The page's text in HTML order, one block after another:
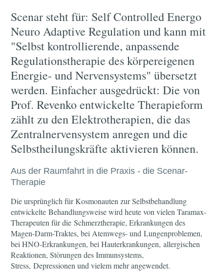
Scenar steht für: Self Controlled Energo
Neuro Adaptive Regulation und kann mit
"Selbst kontrollierende, anpassende
Regulationstherapie des körpereigenen
Energie- und Nervensystems" übersetzt
werden. Einfacher ausgedrückt: Die von
Prof. Revenko entwickelte Therapieform
zählt zu den Elektrotherapien, die das
Zentralnervensystem anregen und die
Selbstheilungskräfte aktivieren können.
Aus der Raumfahrt in die Praxis - die Scenar-
Therapie
Die ursprünglich für Kosmonauten zur Selbstbehandlung
entwickelte Behandlungsweise wird heute von vielen Taramax-
Therapeuten für die Schmerztherapie, Erkrankungen des
Magen-Darm-Traktes, bei Atemwegs- und Lungenproblemen,
bei HNO-Erkrankungen, bei Hauterkrankungen, allergischen
Reaktionen, Störungen des Immunsystems,
Stress, Depressionen und vielem mehr angewendet.